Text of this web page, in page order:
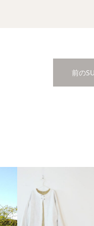
前の